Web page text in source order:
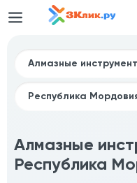
Алмазные
Республика